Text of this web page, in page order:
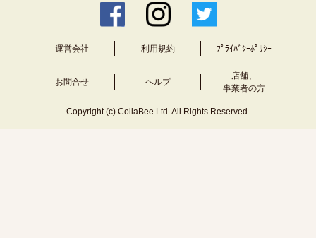
運営会社 利用規約 ﾌﾟﾗｲﾊﾞｼｰﾎﾟﾘｼｰ
お問合せ ヘルプ
店舗、
事業者の方
Copyright (c) CollaBee Ltd. All Rights Reserved.